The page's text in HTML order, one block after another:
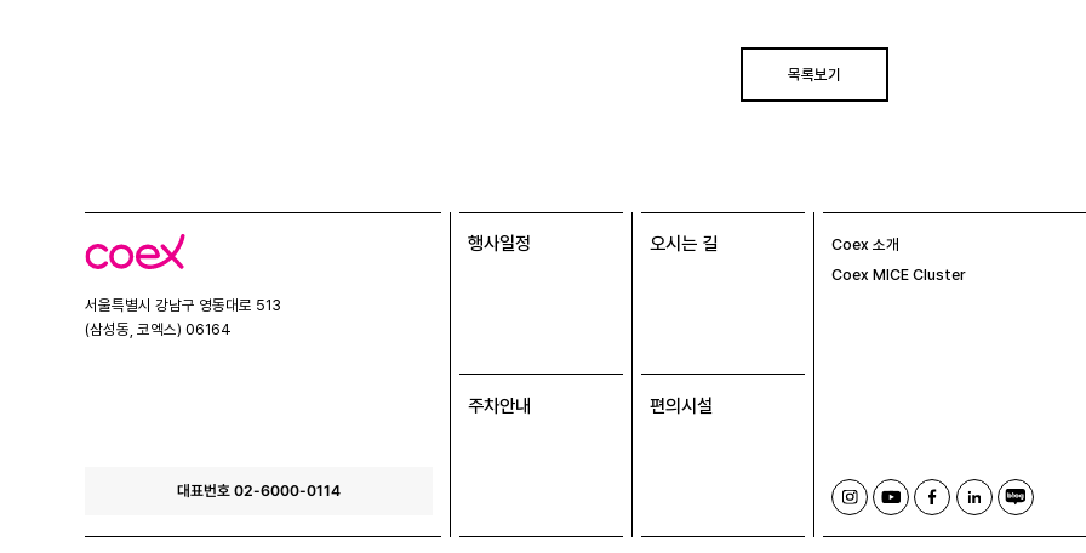
목록보기
코
엑
서울특별시 강남구 영동대로 513
(삼성동, 코엑스) 06164
대표번호 02-6000-0114
행사일정 오시는 길
주차안내 편의시설
Coex 소개
Coex MICE Cluster
인
스
타
유
튜
브
페
이
스
링
크
드
블
로
그